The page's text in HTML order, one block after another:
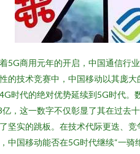
5G商用元年的开启，中国通信行
的技术竞赛中，中国移动以其庞
时代的绝对优势延续到5G时代。
亿，这一数字不仅彰显了其在过去
坚实的跳板。在技术代际更迭、
中国移动能否在5G时代继续“一骑